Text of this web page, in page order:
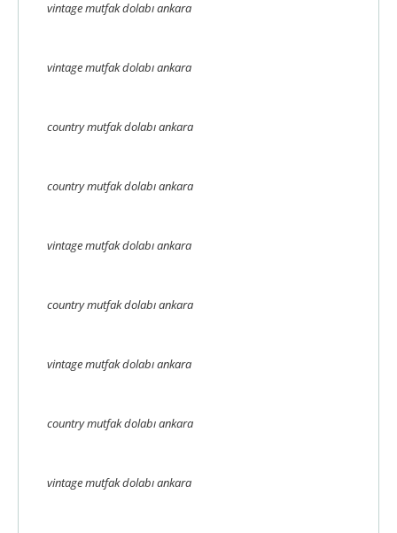
vintage mutfak dolabı ankara
vintage mutfak dolabı ankara
country mutfak dolabı ankara
country mutfak dolabı ankara
vintage mutfak dolabı ankara
country mutfak dolabı ankara
vintage mutfak dolabı ankara
country mutfak dolabı ankara
vintage mutfak dolabı ankara